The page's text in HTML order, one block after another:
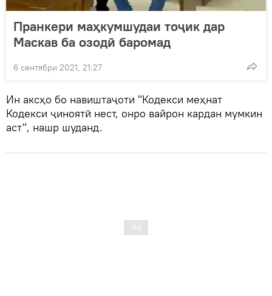
Пранкери маҳкумшудаи тоҷик дар
Маскав ба озодӣ баромад
6 сентябри 2021, 21:27
Ин аксҳо бо навиштаҷоти "Кодекси меҳнат
Кодекси ҷиноятӣ нест, онро вайрон кардан мумкин
аст", нашр шуданд.